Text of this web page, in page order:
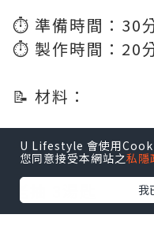
⏱️ 準備時間：30
⏱️ 製作時間：20
📝 材料：
雞翼 12隻
生抽 1湯匙
老薑 6-8片
U Lifestyle 會使用
您同意接受本網站之私隱
我